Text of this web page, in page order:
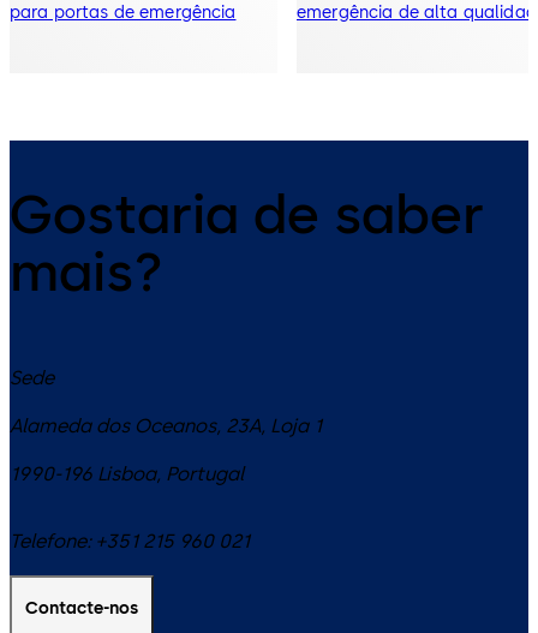
para portas de emergência
emergência de alta
Gostaria de saber
mais?
Sede
Alameda dos Oceanos, 23A, Loja 1
1990-196 Lisboa, Portugal
Telefone: +351 215 960 021
Contacte-nos